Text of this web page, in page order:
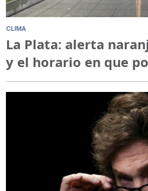
CLIMA
La Plata: alerta
y el horario en que